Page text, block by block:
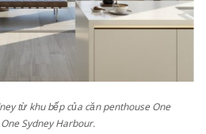
từ khu bếp của căn penthouse One
Sydney Harbour.